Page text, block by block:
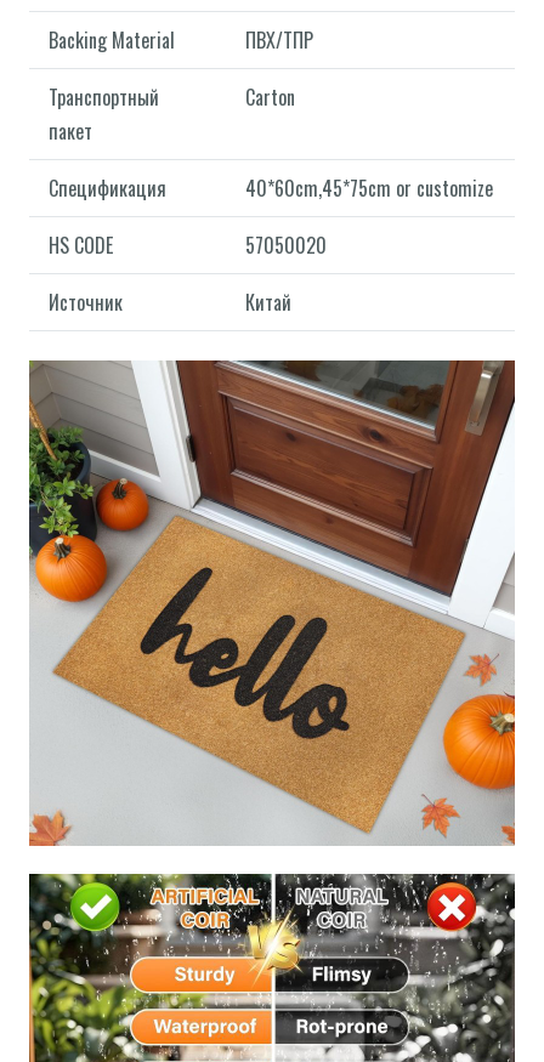
Backing Material
ПВХ/ТПР
Транспортный
пакет
Carton
Спецификация
40*60cm,45*75cm or customize
HS CODE
57050020
Источник
Китай